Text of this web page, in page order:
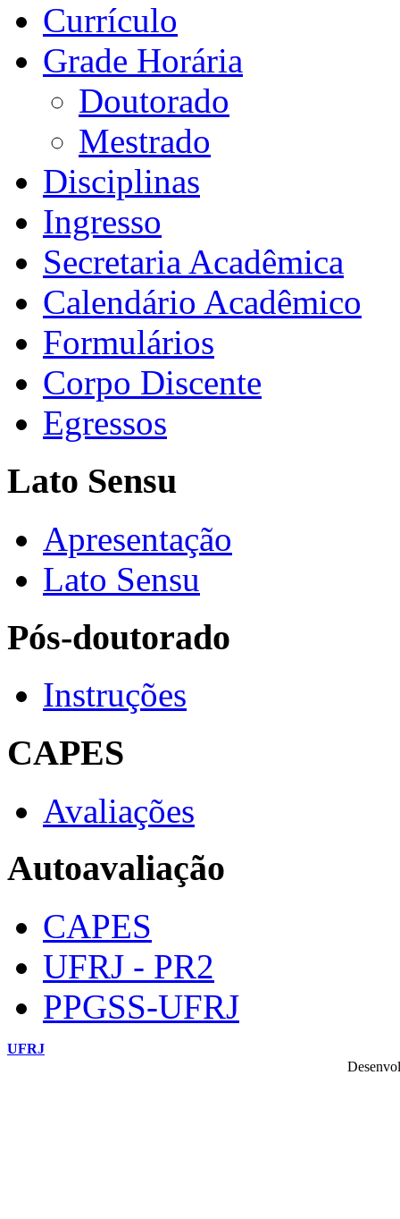
Currículo
Grade Horária
Doutorado
Mestrado
Disciplinas
Ingresso
Secretaria Acadêmica
Calendário Acadêmico
Formulários
Corpo Discente
Egressos
Lato Sensu
Apresentação
Lato Sensu
Pós-doutorado
Instruções
CAPES
Avaliações
Autoavaliação
CAPES
UFRJ - PR2
PPGSS-UFRJ
UFRJ